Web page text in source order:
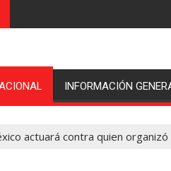
INFORMACIÓN
actuará contra quien